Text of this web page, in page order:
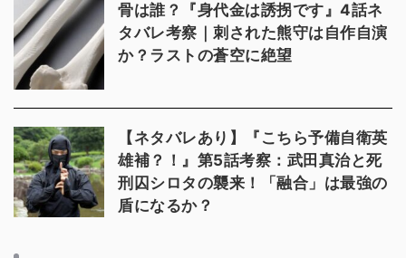
骨は誰？『身代金は誘拐です』4話ネ
タバレ考察｜刺された熊守は自作自演
か？ラストの蒼空に絶望
【ネタバレあり】『こちら予備自衛英
雄補？！』第5話考察：武田真治と死
刑囚シロタの襲来！「融合」は最強の
盾になるか？